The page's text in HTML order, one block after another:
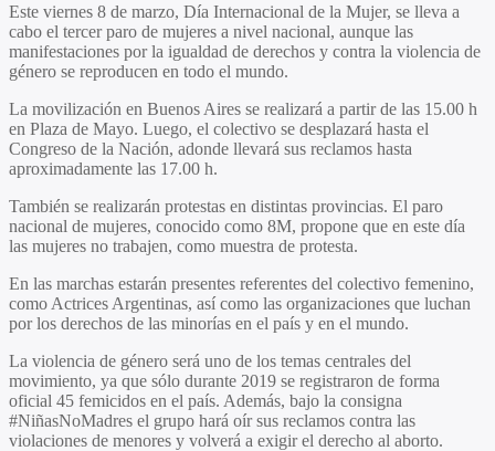
Este viernes 8 de marzo, Día Internacional de la Mujer, se lleva a
cabo el tercer paro de mujeres a nivel nacional, aunque las
manifestaciones por la igualdad de derechos y contra la violencia de
género se reproducen en todo el mundo.
La movilización en Buenos Aires se realizará a partir de las 15.00 h
en Plaza de Mayo. Luego, el colectivo se desplazará hasta el
Congreso de la Nación, adonde llevará sus reclamos hasta
aproximadamente las 17.00 h.
También se realizarán protestas en distintas provincias. El paro
nacional de mujeres, conocido como 8M, propone que en este día
las mujeres no trabajen, como muestra de protesta.
En las marchas estarán presentes referentes del colectivo femenino,
como Actrices Argentinas, así como las organizaciones que luchan
por los derechos de las minorías en el país y en el mundo.
La violencia de género será uno de los temas centrales del
movimiento, ya que sólo durante 2019 se registraron de forma
oficial 45 femicidos en el país. Además, bajo la consigna
#NiñasNoMadres el grupo hará oír sus reclamos contra las
violaciones de menores y volverá a exigir el derecho al aborto.